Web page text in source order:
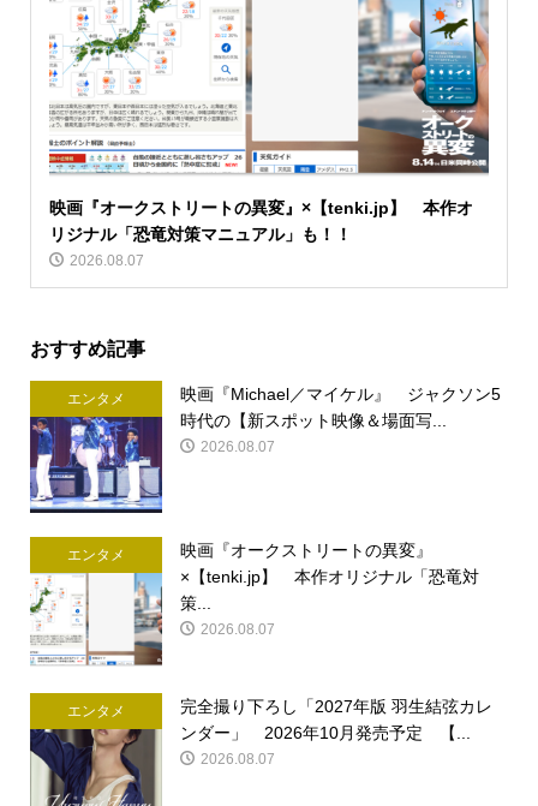
映画『オークストリートの異変』×【tenki.jp】 本作オ
リジナル「恐竜対策マニュアル」も！！
2026.08.07
おすすめ記事
エンタメ
映画『Michael／マイケル』 ジャクソン5
時代の【新スポット映像＆場面写...
2026.08.07
エンタメ
映画『オークストリートの異変』
×【tenki.jp】 本作オリジナル「恐竜対
策...
2026.08.07
エンタメ
完全撮り下ろし「2027年版 羽生結弦カレ
ンダー」 2026年10月発売予定 【...
2026.08.07